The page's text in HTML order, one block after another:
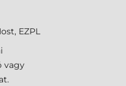
EZPL
vagy